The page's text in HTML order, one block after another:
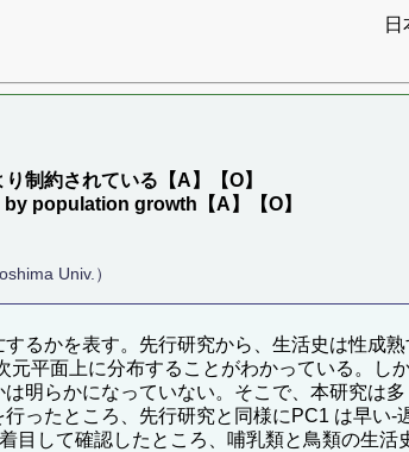
制約されている【A】【O】
population growth【A】【O】
Univ.）
るかを表す。先行研究から、生活史は性成
平面上に分布することがわかっている。し
明らかになっていない。そこで、本研究は
ったところ、先行研究と同様にPC1 は早い
目して確認したところ、哺乳類と鳥類の生